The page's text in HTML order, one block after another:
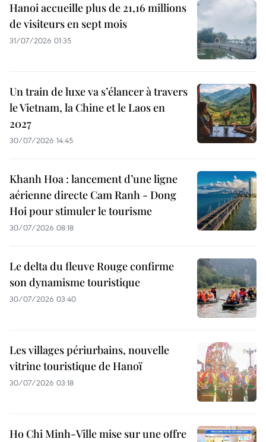
Hanoi accueille plus de 21,16 millions
de visiteurs en sept mois ​
31/07/2026 01:35
Un train de luxe va s’élancer à travers
le Vietnam, la Chine et le Laos en
2027
30/07/2026 14:45
Khanh Hoa : lancement d’une ligne
aérienne directe Cam Ranh - Dong
Hoi pour stimuler le tourisme
30/07/2026 08:18
Le delta du fleuve Rouge confirme
son dynamisme touristique
30/07/2026 03:40
Les villages périurbains, nouvelle
vitrine touristique de Hanoï
30/07/2026 03:18
Ho Chi Minh-Ville mise sur une offre